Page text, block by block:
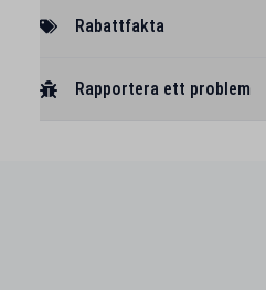
Rabattfakta
Rapportera ett problem